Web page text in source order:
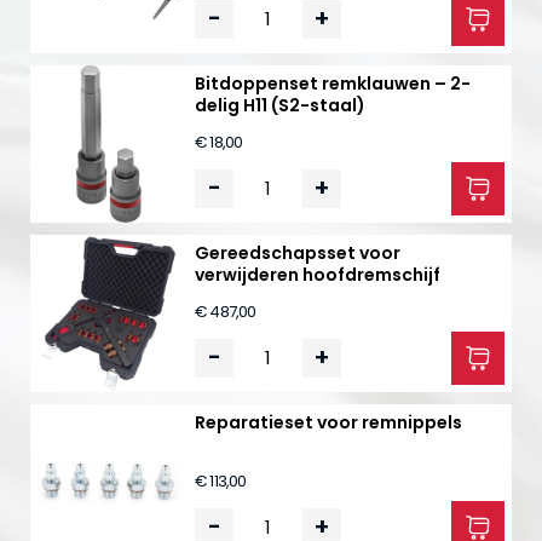
- +
Bitdoppenset remklauwen – 2-
delig H11 (S2-staal)
€ 18,00
- +
Gereedschapsset voor
verwijderen hoofdremschijf
€ 487,00
- +
Reparatieset voor remnippels
€ 113,00
- +